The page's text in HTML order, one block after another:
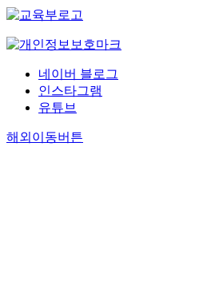
네이버 블로그
인스타그램
유튜브
해외이동버튼